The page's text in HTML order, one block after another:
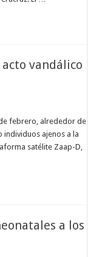
vandálico
febrero, alrededor de
individuos ajenos a la
satélite Zaap-D,
a los